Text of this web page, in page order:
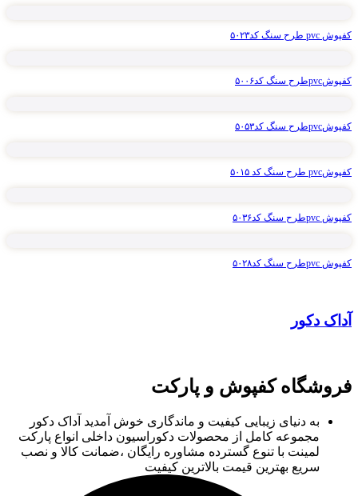
کفپوش pvc طرح سنگ کد۵۰۲۳
کفپوشpvcطرح سنگ کد۵۰۰۶
کفپوشpvcطرح سنگ کد۵۰۵۳
کفپوشpvc طرح سنگ کد ۵۰۱۵
کفپوش pvcطرح سنگ کد۵۰۳۶
کفپوش pvcطرح سنگ کد۵۰۲۸
آداک دکور
فروشگاه کفپوش و پارکت
به دنیای زیبایی کیفیت و ماندگاری خوش آمدید آداک دکور
مجموعه کامل از محصولات دکوراسیون داخلی انواع پارکت
لمینت با تنوع گسترده مشاوره رایگان ،ضمانت کالا و نصب
سریع بهترین قیمت بالاترین کیفیت